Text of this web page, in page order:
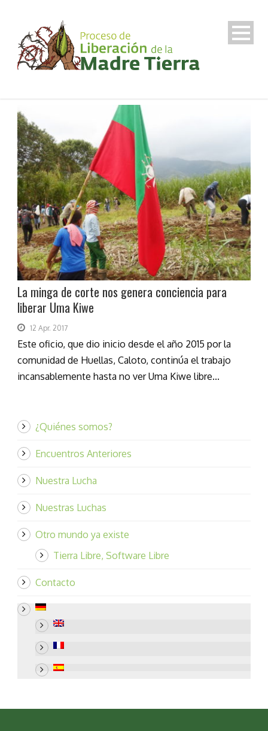
La minga de corte nos genera conciencia para
liberar Uma Kiwe
12 Apr. 2017
Este oficio, que dio inicio desde el año 2015 por la
comunidad de Huellas, Caloto, continúa el trabajo
incansablemente hasta no ver Uma Kiwe libre...
¿Quiénes somos?
Encuentros Anteriores
Nuestra Lucha
Nuestras Luchas
Otro mundo ya existe
Tierra Libre, Software Libre
Contacto